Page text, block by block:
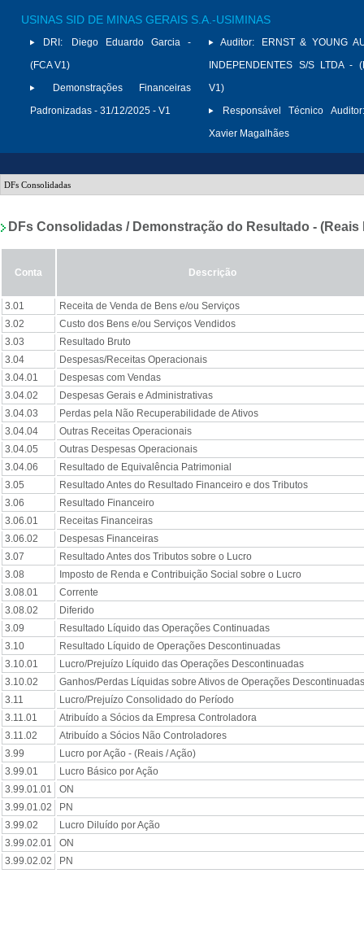
USINAS SID DE MINAS GERAIS S.A.-USIMINAS
DRI:
Diego Eduardo Garcia -
(FCA V1)
Demonstrações Financeiras
Padronizadas - 31/12/2025 - V1
Auditor:
ERNST & YOUNG
INDEPENDENTES S/S LTDA -
V1)
Responsável Técnico Auditor:
Xavier Magalhães